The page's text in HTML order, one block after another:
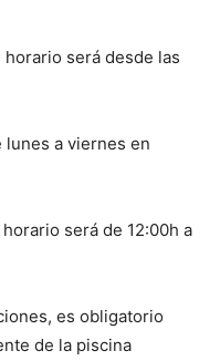
será desde las
a viernes en
será de 12:00h a
es obligatorio
de la piscina